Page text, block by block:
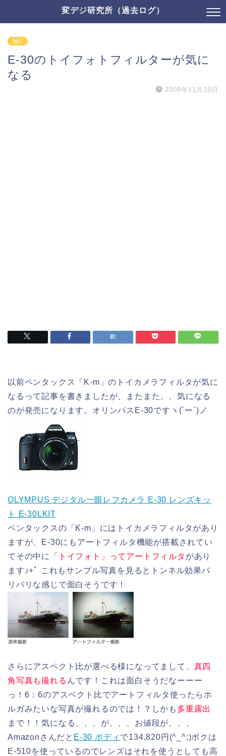
変デジ研究所（過去ログ）
雑記
E-30のトイフォトフィルターが気に
なる
2008年11月19日
以前ペンタックス「K-m」のトイカメラフィルタが気に
なるって記事を書きましたが、またまた、、気になる
のが発売になります。オリンパスE-30ですヽ(´ー`)ノ
OLYMPUS デジタル一眼レフカメラ E-30 レンズキッ
ト E-30LKIT
ペンタックスの「K-m」にはトイカメラフィルタがあり
ますが、E-30にもアートフィルタ機能が搭載されてい
てその中に
「トイフォト」ってアートフィルタ があり
ます♪+ﾟ これもサンプル写真を見るとトンネル効果バ
リバリな感じで面白そうです！
さらにアスペクト比が選べる様になってまして、 真四
角写真も撮れる んです！これは面白そうだなーーー
っ！6：6のアスペクト比でアートフィルタ使ったらホ
ルガみたいな写真が撮れるのでは！？しかも 多重露出
まで！！気になる、、、が、、、お値段が、、、
Amazonさんだと E-30 ボディ で134,820円(^_^;)ボクは
E-510を使っているのでレンズはそれを使うとしても高